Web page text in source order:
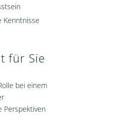
Kenntnisse
für Sie
bei einem
Perspektiven